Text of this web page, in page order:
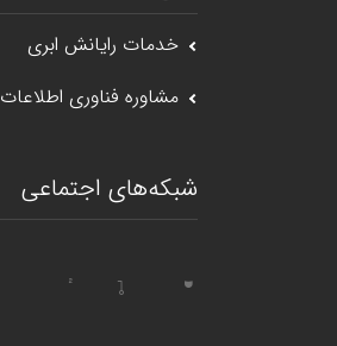
خدمات رایانش ابری
مشاوره فناوری اطلاعات
شبکه‌های اجتماعی